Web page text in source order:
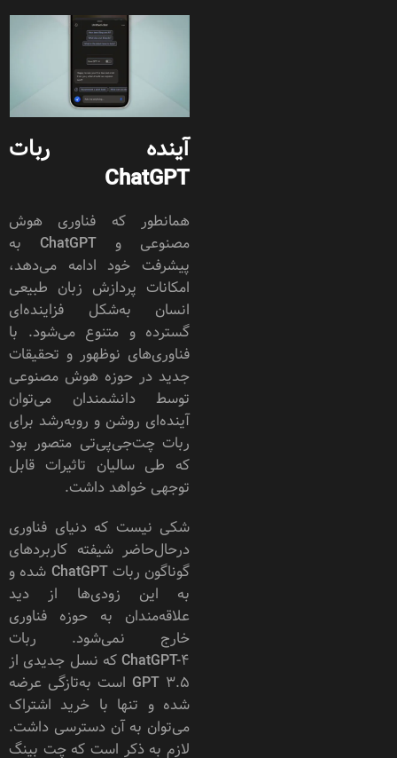
آینده ربات
ChatGPT
همانطور که فناوری هوش
مصنوعی و ChatGPT به
پیشرفت خود ادامه می‌دهد،
امکانات پردازش زبان طبیعی
انسان به‌شکل فزاینده‌ای
گسترده و متنوع می‌شود. با
فناوری‌های نوظهور و تحقیقات
جدید در حوزه هوش مصنوعی
توسط دانشمندان می‌توان
آینده‌ای روشن و روبه‌رشد برای
ربات چت‌جی‌پی‌تی متصور بود
که طی سالیان تاثیرات قابل
توجهی خواهد داشت.
شکی نیست که دنیای فناوری
درحال‌حاضر شیفته کاربردهای
گوناگون ربات ChatGPT شده و
به این زودی‌ها از دید
علاقه‌مندان به حوزه فناوری
خارج نمی‌شود. ربات
ChatGPT-4 که نسل جدیدی از
GPT 3.5 است به‌تازگی عرضه
شده و تنها با خرید اشتراک
می‌توان به آن دسترسی داشت.
لازم به ذکر است که چت بینگ